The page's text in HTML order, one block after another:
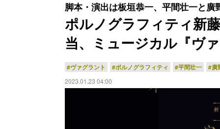
脚本・演出は板垣恭一、平間壮一と廣
ポルノグラフィティ新
当、ミュージカル『ヴ
#ヴァグラント #ポルノグラフィティ #平間壮一 #廣
2023.01.23 04:00